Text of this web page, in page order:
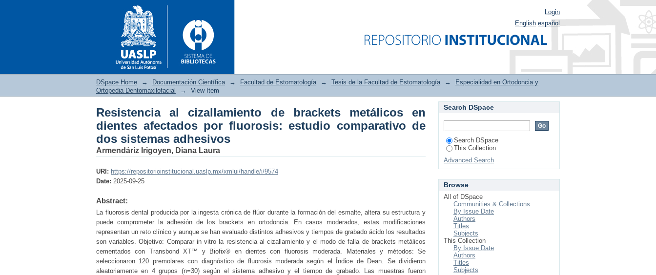
Resistencia al cizallamiento de brackets metálicos en dientes afectados por
fluorosis: estudio comparativo de dos sistemas adhesivos
Login
English español
DSpace Home → Documentación Científica → Facultad de Estomatología → Tesis de la Facultad de Estomatología →
Especialidad en Ortodoncia y
Ortopedia Dentomaxilofacial
→ View Item
Resistencia al cizallamiento de brackets metálicos en
dientes afectados por fluorosis: estudio comparativo de
dos sistemas adhesivos
Armendáriz Irigoyen, Diana Laura
URI: https://repositorioinstitucional.uaslp.mx/xmlui/handle/i/9574
Date: 2025-09-25
Abstract:
La fluorosis dental producida por la ingesta crónica de flúor durante la formación del esmalte, altera su estructura y
puede comprometer la adhesión de los brackets en ortodoncia. En casos moderados, estas modificaciones
representan un reto clínico y aunque se han evaluado distintos adhesivos y tiempos de grabado ácido los resultados
son variables. Objetivo: Comparar in vitro la resistencia al cizallamiento y el modo de falla de brackets metálicos
cementados con Transbond XT™ y Biofix® en dientes con fluorosis moderada. Materiales y métodos: Se
seleccionaron 120 premolares con diagnóstico de fluorosis moderada según el Índice de Dean. Se dividieron
aleatoriamente en 4 grupos (n=30) según el sistema adhesivo y el tiempo de grabado. Las muestras fueron
Search DSpace
Search DSpace
This Collection
Advanced Search
Browse
All of DSpace
Communities & Collections
By Issue Date
Authors
Titles
Subjects
This Collection
By Issue Date
Authors
Titles
Subjects